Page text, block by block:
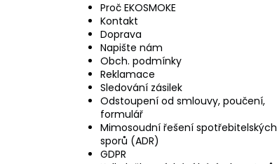
Proč EKOSMOKE
Kontakt
Doprava
Napište nám
Obch. podmínky
Reklamace
Sledování zásilek
Odstoupení od smlouvy, poučení,
formulář
Mimosoudní řešení spotřebitelských
sporů (ADR)
GDPR